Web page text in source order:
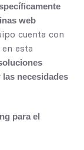
web
cuenta con
esta
necesidades
para el